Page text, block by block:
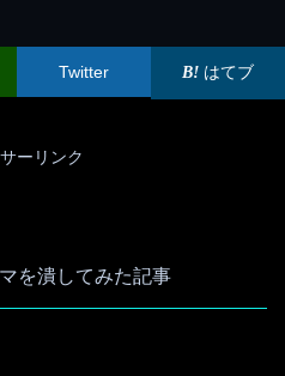
Twitter はてブ
ーリンク
を潰してみた記事